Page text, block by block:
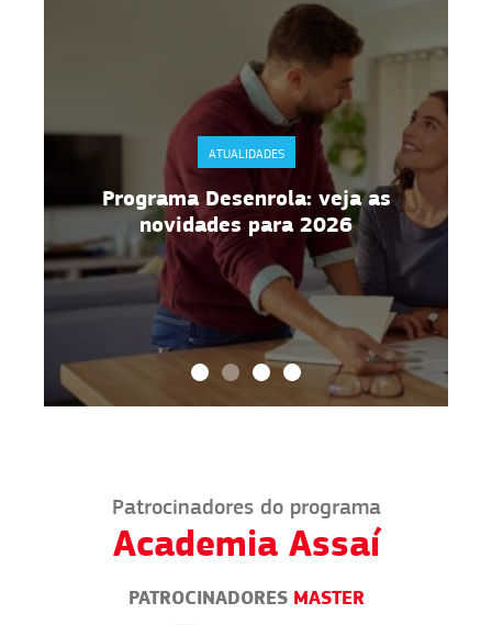
ATUALIDADES
RDC 216 da Anvisa: regras de
manipulação de alimentos
Patrocinadores do programa
Academia Assaí
PATROCINADORES MASTER